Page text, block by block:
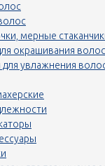
мерные
окрашивания волос
увлажнения